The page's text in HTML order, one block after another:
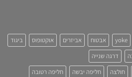
yoke אבטוח אביזרים אוקטופוס
ביגוד
דרגה שנייה
חולצה חליפה יבשה
חליפה רטובה